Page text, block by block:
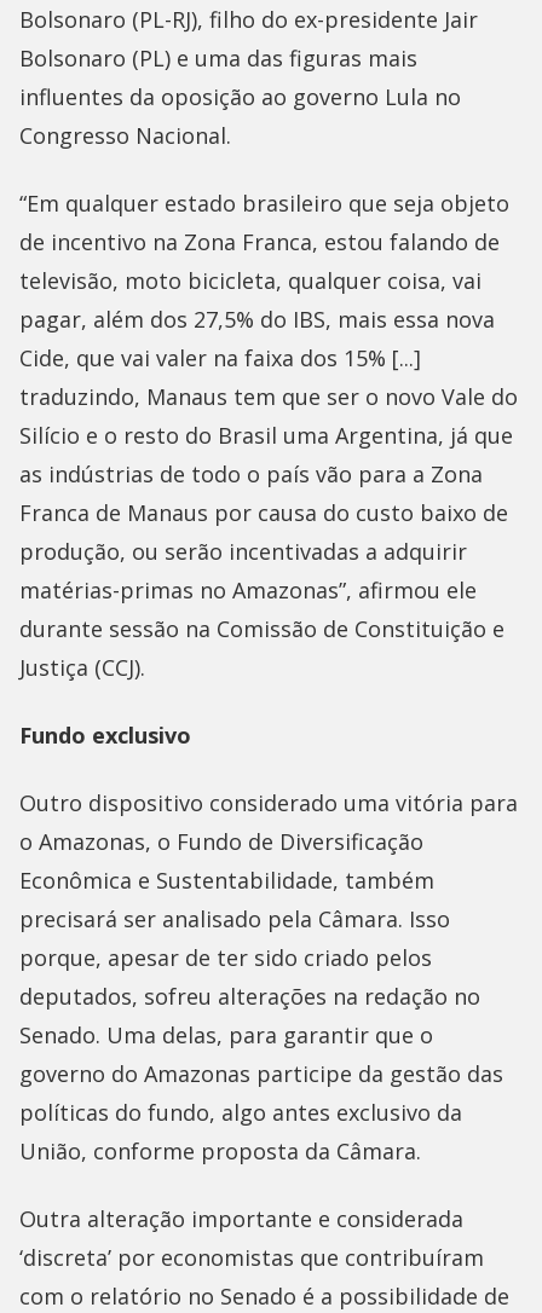
Bolsonaro (PL-RJ), filho do ex-presidente Jair
Bolsonaro (PL) e uma das figuras mais
influentes da oposição ao governo Lula no
Congresso Nacional.
“Em qualquer estado brasileiro que seja objeto
de incentivo na Zona Franca, estou falando de
televisão, moto bicicleta, qualquer coisa, vai
pagar, além dos 27,5% do IBS, mais essa nova
Cide, que vai valer na faixa dos 15% [...]
traduzindo, Manaus tem que ser o novo Vale do
Silício e o resto do Brasil uma Argentina, já que
as indústrias de todo o país vão para a Zona
Franca de Manaus por causa do custo baixo de
produção, ou serão incentivadas a adquirir
matérias-primas no Amazonas”, afirmou ele
durante sessão na Comissão de Constituição e
Justiça (CCJ).
Fundo exclusivo
Outro dispositivo considerado uma vitória para
o Amazonas, o Fundo de Diversificação
Econômica e Sustentabilidade, também
precisará ser analisado pela Câmara. Isso
porque, apesar de ter sido criado pelos
deputados, sofreu alterações na redação no
Senado. Uma delas, para garantir que o
governo do Amazonas participe da gestão das
políticas do fundo, algo antes exclusivo da
União, conforme proposta da Câmara.
Outra alteração importante e considerada
‘discreta’ por economistas que contribuíram
com o relatório no Senado é a possibilidade de